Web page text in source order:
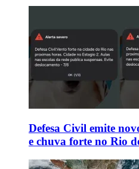
Defesa Civil emite
e chuva forte no Rio